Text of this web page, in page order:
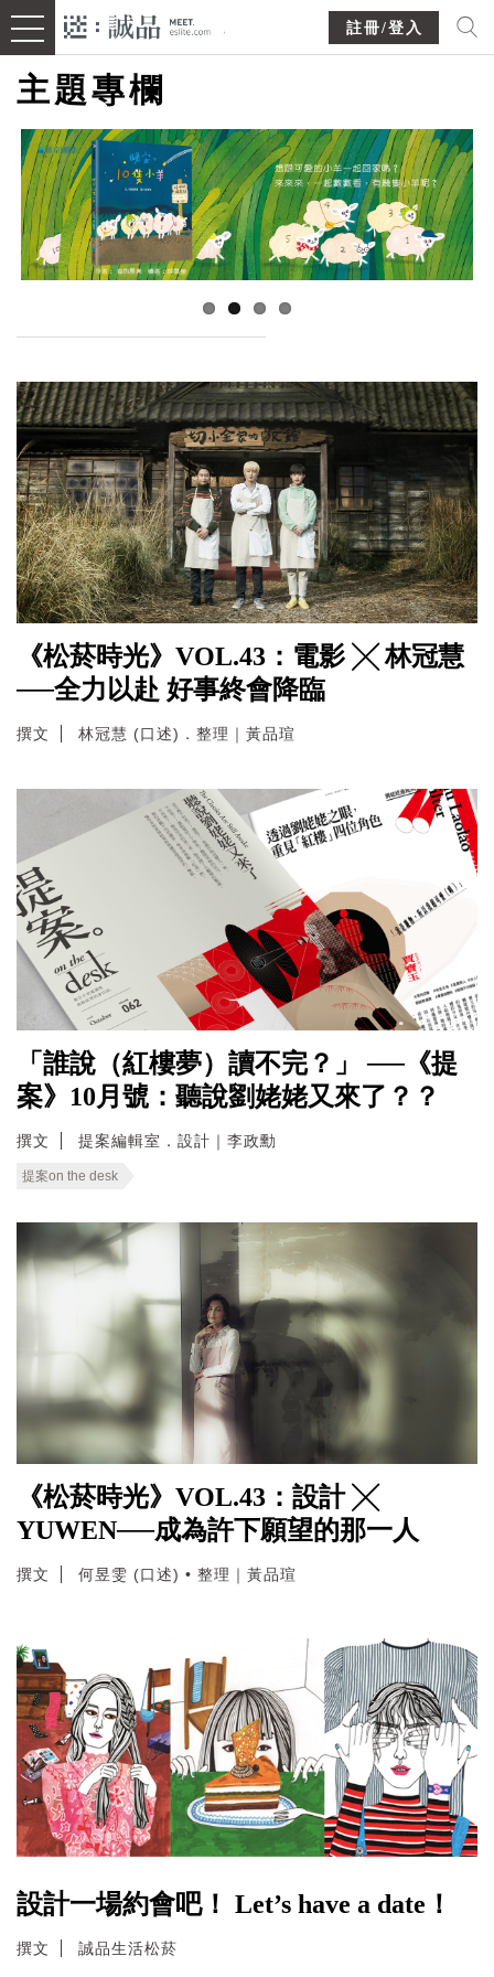
註冊/登入
主題專欄
《松菸時光》VOL.43：電影 ╳ 林冠慧
──全力以赴 好事終會降臨
撰文 林冠慧 (口述)．整理｜黃品瑄
「誰說（紅樓夢）讀不完？」 ──《提
案》10月號：聽說劉姥姥又來了？？
撰文 提案編輯室．設計｜李政勳
提案on the desk
《松菸時光》VOL.43：設計 ╳
YUWEN──成為許下願望的那一人
撰文 何昱雯 (口述) • 整理｜黃品瑄
設計一場約會吧！ Let’s have a date！
撰文 誠品生活松菸